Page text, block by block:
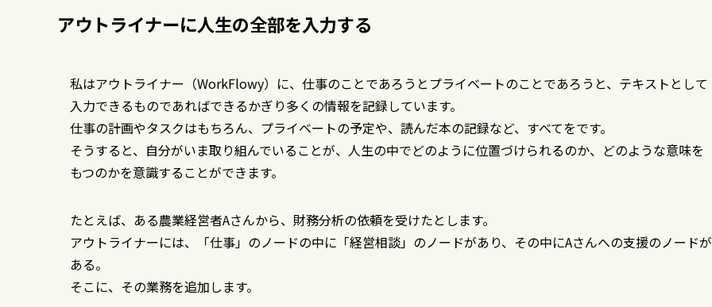
アウトライナーに人生の全部を入力する
私はアウトライナー（WorkFlowy）に、仕事のことであろうとプライベートのことであろうと、テキストとして
入力できるものであればできるかぎり多くの情報を記録しています。
仕事の計画やタスクはもちろん、プライベートの予定や、読んだ本の記録など、すべてをです。
そうすると、自分がいま取り組んでいることが、人生の中でどのように位置づけられるのか、どのような意味を
もつのかを意識することができます。
たとえば、ある農業経営者Aさんから、財務分析の依頼を受けたとします。
アウトライナーには、「仕事」のノードの中に「経営相談」のノードがあり、その中にAさんへの支援のノードが
ある。
そこに、その業務を追加します。